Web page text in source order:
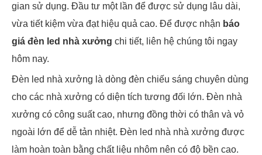
gian sử dụng. Đầu tư một lần để được sử dụng lâu dài,
vừa tiết kiệm vừa đạt hiệu quả cao. Để được nhận báo
giá đèn led nhà xưởng chi tiết, liên hệ chúng tôi ngay
hôm nay.
Đèn led nhà xưởng là dòng đèn chiếu sáng chuyên dùng
cho các nhà xưởng có diện tích tương đối lớn. Đèn nhà
xưởng có công suất cao, nhưng đồng thời có thân và vỏ
ngoài lớn để dễ tản nhiệt. Đèn led nhà nhà xưởng được
làm hoàn toàn bằng chất liệu nhôm nên có độ bền cao.